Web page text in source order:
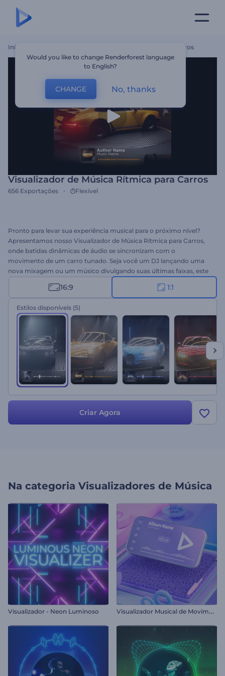
Início Visualizador De Música Rítmica Para Carros
Visualizador de Música Rítmica para Carros
656 Exportações Flexível
Pronto para levar sua experiência musical para o próximo nível?
Apresentamos nosso Visualizador de Música Rítmica para Carros,
onde batidas dinâmicas de áudio se sincronizam com o
movimento de um carro tunado. Seja você um DJ lançando uma
nova mixagem ou um músico divulgando suas últimas faixas, este
modelo é a escolha perfeita. Faça o upload da sua música, escreva
o título da música e o nome do artista, e apresente sua música sob
uma nova luz. Crie agora e deixe sua música pulsar com visuais
automotivos!
16:9 1:1
Estilos disponíveis (5)
Criar Agora
Na categoria Visualizadores de Música
Visualizador - Neon Luminoso V
isualizador Musical de Movimento Cinético
Would you like to change Renderforest language
to English?
CHANGE No, thanks